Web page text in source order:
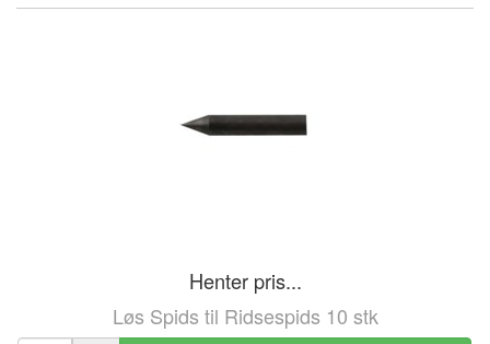
Henter pris...
Løs Spids til Ridsespids 10 stk